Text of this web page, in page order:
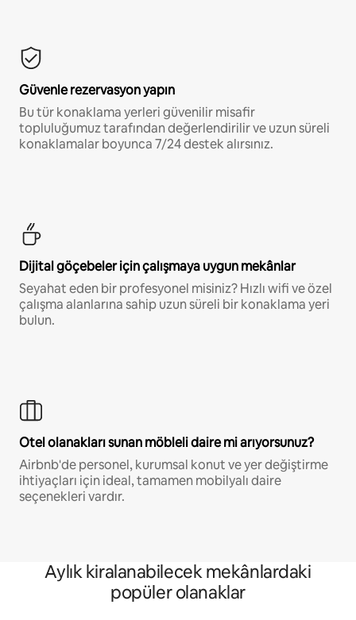
Güvenle rezervasyon yapın
Bu tür konaklama yerleri güvenilir misafir
topluluğumuz tarafından değerlendirilir ve uzun süreli
konaklamalar boyunca 7/24 destek alırsınız.
Dijital göçebeler için çalışmaya uygun mekânlar
Seyahat eden bir profesyonel misiniz? Hızlı wifi ve özel
çalışma alanlarına sahip uzun süreli bir konaklama yeri
bulun.
Otel olanakları sunan möbleli daire mi arıyorsunuz?
Airbnb'de personel, kurumsal konut ve yer değiştirme
ihtiyaçları için ideal, tamamen mobilyalı daire
seçenekleri vardır.
Aylık kiralanabilecek mekânlardaki
popüler olanaklar